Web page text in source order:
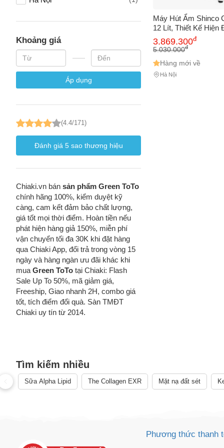
Khoảng giá
Áp dụng
(4.4/171)
Đánh giá 5sao thương hiệu
Chiaki.vn bán sản phẩm Green ToTo
chính hãng 100%, kiểm duyệt kỹ
càng, cam kết đảm bảo chất lượng,
giá tốt mọi thời điểm. Hoàn tiền nếu
phát hiện hàng giả 150%, miễn phí
vận chuyển tối đa 30K khi đặt hàng
qua Chiaki App, đổi trả trong vòng 15
ngày và hàng ngàn ưu đãi khác khi
mua Green ToTo tại Chiaki: Flash
Sale Up To 50%, mã giảm giá,
Freeship, Giao nhanh 2H, combo giá
tốt, tích điểm đổi quà. Sàn TMĐT
Chiaki uy tín từ 2014.
Máy Hút Ẩm Shinco
12 Lít, Thiết Kế Hiện
Năng Lượng, Bảo Vệ
Gia Đình - Bảo Hành
3.869.300đ
5.030.000đ
Hàng mới về
Hà Nội
Tìm kiếm nhiều
Sữa Alpha Lipid The Collagen EXR Mặt nạ đất sét
Phương thức thanh
Số